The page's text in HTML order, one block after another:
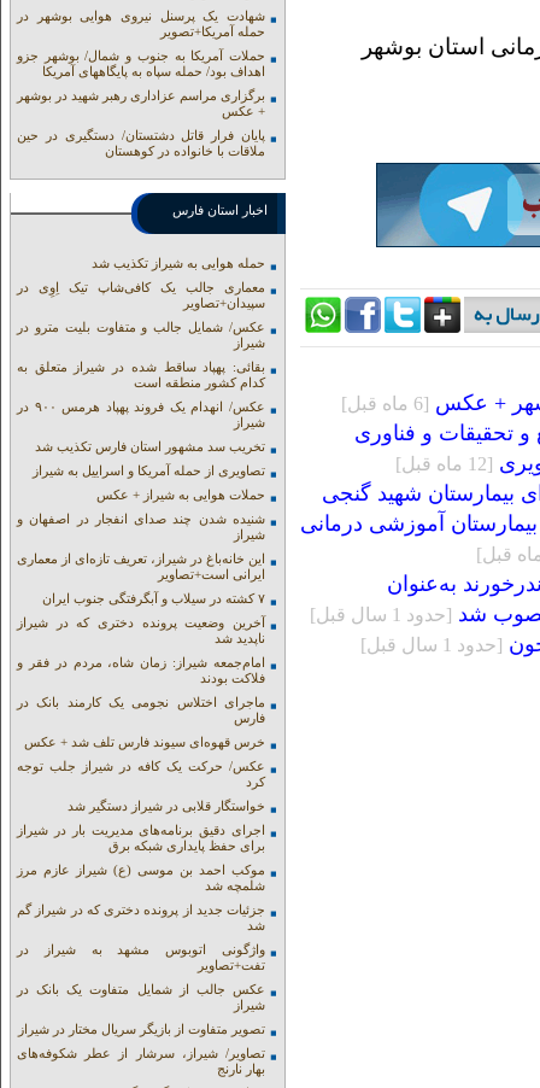
استان بوشهر
+ عکس [6 ماه قبل]
و تحقیقات و فناوری
[12 ماه قبل]
بیمارستان شهید گنجی
آموزشی درمانی
به‌عنوان
شد [حدود 1 سال قبل]
[حدود 1 سال قبل]
شهادت یک پرسنل نیروی هوایی بوشهر در
حمله آمریکا+تصویر
حملات آمریکا به جنوب و شمال/ بوشهر جزو
اهداف بود/ حمله سپاه به پایگاههای آمریکا
برگزاری مراسم عزاداری رهبر شهید در بوشهر
+ عکس
پایان فرار قاتل دشتستان/ دستگیری در حین
ملاقات با خانواده در کوهستان
اخبار استان فارس
حمله هوایی به شیراز تکذیب شد
معماری جالب یک کافی‌شاپ تیک اِوِی در
سپیدان+تصاویر
عکس/ شمایل جالب و متفاوت بلیت مترو در
شیراز
بقائی: پهپاد ساقط شده در شیراز متعلق به
کدام کشور منطقه است
عکس/ انهدام یک فروند پهپاد هرمس ۹۰۰ در
شیراز
تخریب سد مشهور استان فارس تکذیب شد
تصاویری از حمله آمریکا و اسراییل به شیراز
حملات هوایی به شیراز + عکس
شنیده شدن چند صدای انفجار در اصفهان و
شیراز
این خانه‌باغ در شیراز، تعریف تازه‌ای از معماری
ایرانی است+تصاویر
۷ کشته در سیلاب و آبگرفتگی جنوب ایران
آخرین وضعیت پرونده دختری که در شیراز
ناپدید شد
امام‌جمعه شیراز: زمان شاه، مردم در فقر و
فلاکت بودند
ماجرای اختلاس نجومی یک کارمند بانک در
فارس
خرس قهوه‌ای سیوند فارس تلف شد + عکس
عکس/ حرکت یک کافه در شیراز جلب توجه
کرد
خواستگار قلابی در شیراز دستگیر شد
اجرای دقیق برنامه‌های مدیریت بار در شیراز
برای حفظ پایداری شبکه برق
موکب احمد بن موسی (ع) شیراز عازم مرز
شلمچه شد
جزئیات جدید از پرونده دختری که در شیراز گم
شد
واژگونی اتوبوس مشهد به شیراز در
تفت+تصاویر
عکس جالب از شمایل متفاوت یک بانک در
شیراز
تصویر متفاوت از بازیگر سریال مختار در شیراز
تصاویر/ شیراز، سرشار از عطر شکوفه‌های
بهار نارنج